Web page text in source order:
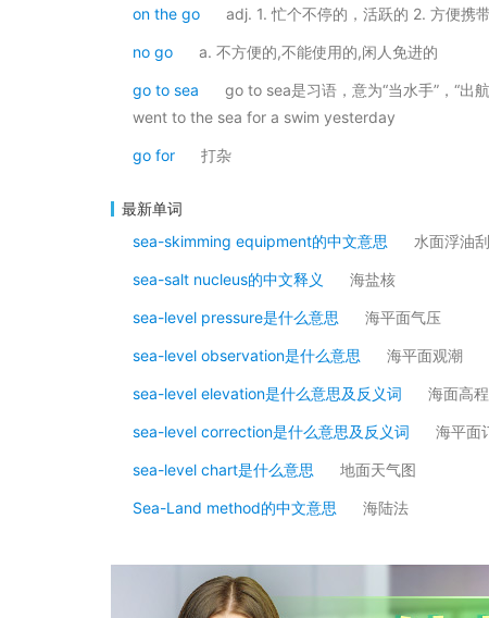
on the go adj. 1. 忙个不停的，活跃的 2. 方便携
no go a. 不方便的,不能使用的,闲人免进的
go to sea
go to sea是习语，意为“当水手”，“出
went to the sea for a swim yesterday
go for 打杂
最新单词
sea-skimming equipment的中文意思
水面浮油
sea-salt nucleus的中文释义 海盐核
sea-level pressure是什么意思 海平面气压
sea-level observation是什么意思 海平面观潮
sea-level elevation是什么意思及反义词 海面高
sea-level correction是什么意思及反义词 海平面
sea-level chart是什么意思 地面天气图
Sea-Land method的中文意思 海陆法